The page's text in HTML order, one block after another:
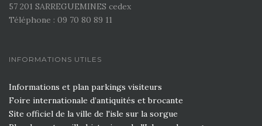
57 201 SARREGUEMINES cedex
Téléphone : 09 70 80 89 11
INFORMATIONS UTILES
Informations et plan parkings visiteurs
Foire internationale d’antiquités et brocante
Site officiel de la ville de l'isle sur la sorgue